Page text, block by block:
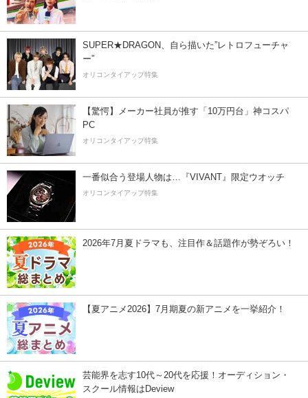
SUPER★DRAGON、自ら描いた”レトロフューチャ
ー”
オリコンタイアップ特集
【驚愕】メーカー社員が推す「10万円台」神コスパ
PC
オリコンタイアップ特集
一番似合う登場人物は…『VIVANT』限定ウオッチ
オリコンタイアップ特集
2026年7月夏ドラマも、注目作＆話題作が勢ぞろい！
【夏アニメ2026】7月期夏の新アニメを一挙紹介！
芸能界を志す10代～20代を応援！オーディション・
スクール情報はDeview